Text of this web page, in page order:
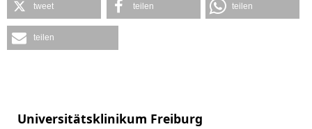
tweet teilen teilen
teilen
Universitätsklinikum Freiburg